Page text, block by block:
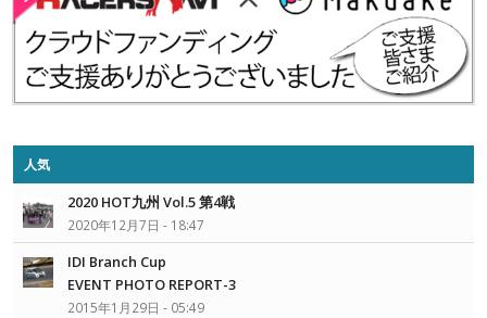
人気
2020 HOT九州 Vol.5 第4戦
2020年12月7日 - 18:47
IDI Branch Cup
EVENT PHOTO REPORT-3
2015年1月29日 - 05:49